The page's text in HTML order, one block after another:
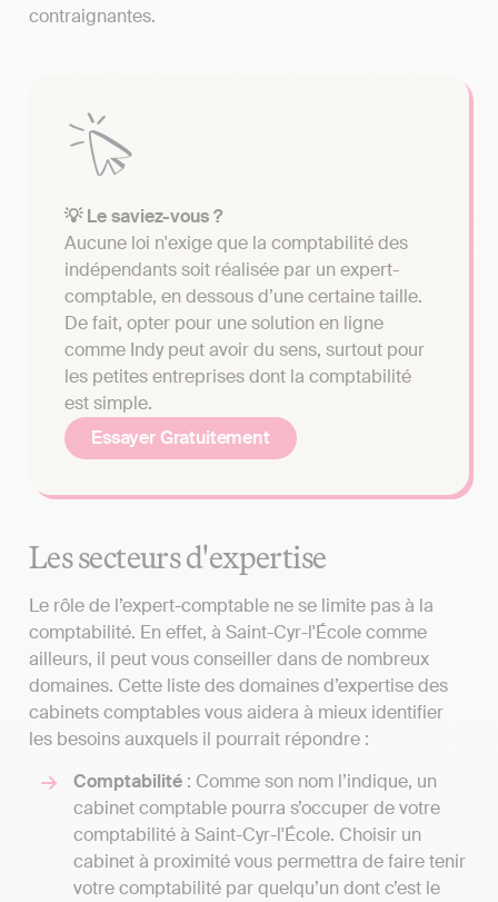
contraignantes.
💡 Le saviez-vous ?
Aucune loi n'exige que la comptabilité des
indépendants soit réalisée par un expert-
comptable, en dessous d’une certaine taille.
De fait, opter pour une solution en ligne
comme Indy peut avoir du sens, surtout pour
les petites entreprises dont la comptabilité
est simple.
Essayer Gratuitement
Les secteurs d'expertise
Le rôle de l’expert-comptable ne se limite pas à la
comptabilité. En effet, à Saint-Cyr-l'École comme
ailleurs, il peut vous conseiller dans de nombreux
domaines. Cette liste des domaines d’expertise des
cabinets comptables vous aidera à mieux identifier
les besoins auxquels il pourrait répondre :
Comptabilité : Comme son nom l’indique, un
cabinet comptable pourra s’occuper de votre
comptabilité à Saint-Cyr-l'École. Choisir un
cabinet à proximité vous permettra de faire tenir
votre comptabilité par quelqu’un dont c’est le